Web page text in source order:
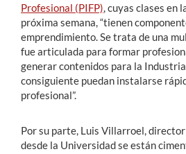
Profesional (PIFP) , cuyas clases en
próxima semana, “tienen
emprendimiento. Se trata de una
fue articulada para formar
generar contenidos para la
consiguiente puedan instalarse
profesional”.
Por su parte, Luis Villarroel, director
desde la Universidad se están